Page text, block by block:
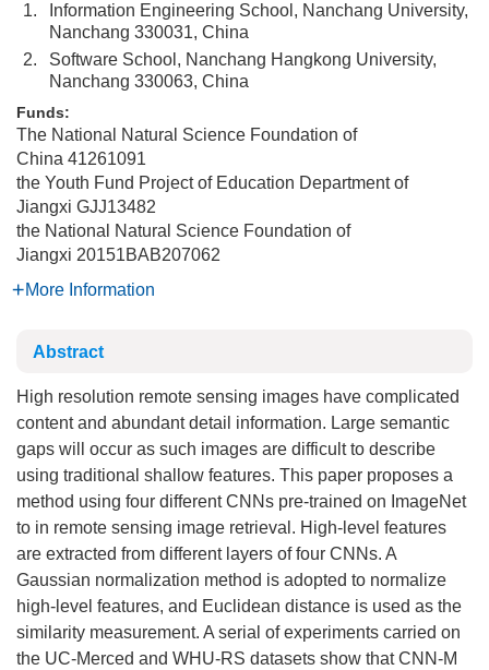
1.
Information Engineering School, Nanchang University,
Nanchang 330031, China
2.
Software School, Nanchang Hangkong University,
Nanchang 330063, China
Funds:
The National Natural Science Foundation of
China 41261091
the Youth Fund Project of Education Department of
Jiangxi GJJ13482
the National Natural Science Foundation of
Jiangxi 20151BAB207062
More Information
Abstract
High resolution remote sensing images have complicated
content and abundant detail information. Large semantic
gaps will occur as such images are difficult to describe
using traditional shallow features. This paper proposes a
method using four different CNNs pre-trained on ImageNet
to in remote sensing image retrieval. High-level features
are extracted from different layers of four CNNs. A
Gaussian normalization method is adopted to normalize
high-level features, and Euclidean distance is used as the
similarity measurement. A serial of experiments carried on
the UC-Merced and WHU-RS datasets show that CNN-M